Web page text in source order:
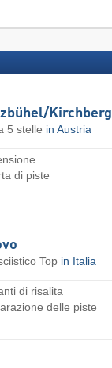
​Kirchberg
5 stelle in Austria
di piste
Top in Italia
di risalita
delle piste